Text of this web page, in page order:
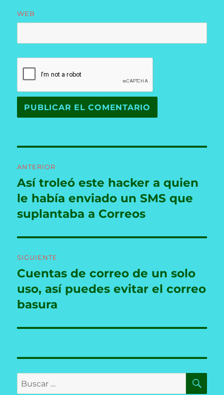
WEB
de
entradas
ANTERIOR
Entrada
anterior:
Así troleó este hacker a quien
le había enviado un SMS que
suplantaba a Correos
SIGUIENTE
Entrada
siguiente:
Cuentas de correo de un solo
uso, así puedes evitar el correo
basura
Buscar